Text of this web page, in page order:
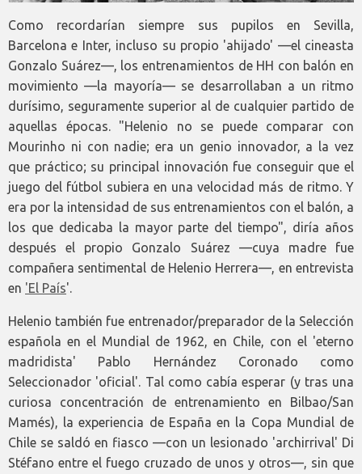
Como recordarían siempre sus pupilos en Sevilla,
Barcelona e Inter, incluso su propio 'ahijado' —el cineasta
Gonzalo Suárez—, los entrenamientos de HH con balón en
movimiento —la mayoría— se desarrollaban a un ritmo
durísimo, seguramente superior al de cualquier partido de
aquellas épocas. "Helenio no se puede comparar con
Mourinho ni con nadie; era un genio innovador, a la vez
que práctico; su principal innovación fue conseguir que el
juego del fútbol subiera en una velocidad más de ritmo. Y
era por la intensidad de sus entrenamientos con el balón, a
los que dedicaba la mayor parte del tiempo", diría años
después el propio Gonzalo Suárez —cuya madre fue
compañera sentimental de Helenio Herrera—, en entrevista
en 'El País'.
Helenio también fue entrenador/preparador de la Selección
española en el Mundial de 1962, en Chile, con el 'eterno
madridista' Pablo Hernández Coronado como
Seleccionador 'oficial'. Tal como cabía esperar (y tras una
curiosa concentración de entrenamiento en Bilbao/San
Mamés), la experiencia de España en la Copa Mundial de
Chile se saldó en fiasco —con un lesionado 'archirrival' Di
Stéfano entre el fuego cruzado de unos y otros—, sin que